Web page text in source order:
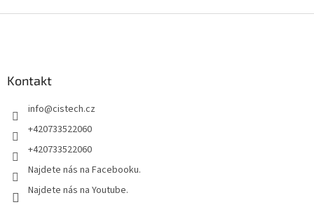
Kontakt
info@cistech.cz
+420733522060
+420733522060
Najdete nás na Facebooku.
Najdete nás na Youtube.